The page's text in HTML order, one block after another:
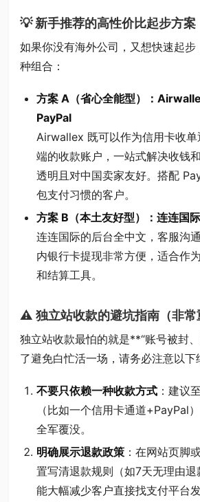
💡 新手推荐的高性价比起步方案
如果你没有海外公司，又想快速起
种组合：
方案 A（省心全能型）：
PayPal
Airwallex 既可以作为信用卡收
端的收款账户，一站式解决收钱
透明且对中国卖家友好。搭配
包支付习惯的客户。
方案 B（本土友好型）：连连国
连连国际的后台全中文，客服沟
内银行卡提现非常方便，适合作
和结算工具。
⚠️ 独立站收款的避坑指南（非常
独立站收款最怕的就是**“账号被封
了避免白忙活一场，请务必注意以下
不要只依赖一种收款方式：建议
（比如一个信用卡通道+PayPal
全军覆没。
明确展示退款政策：在网站页脚
置写清退款规则（如7天无理由
能大幅减少客户直接找支付平台